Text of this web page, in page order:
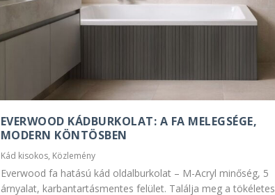
EVERWOOD KÁDBURKOLAT: A FA MELEGSÉGE,
MODERN KÖNTÖSBEN
Kád kisokos, Közlemény
Everwood fa hatású kád oldalburkolat – M-Acryl minőség, 5
árnyalat, karbantartásmentes felület. Találja meg a tökéletes